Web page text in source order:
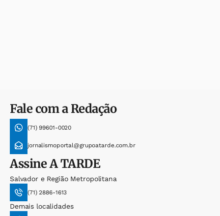
Fale com a Redação
(71) 99601-0020
jornalismoportal@grupoatarde.com.br
AssineA TARDE
Salvador e Região Metropolitana
(71) 2886-1613
Demais localidades